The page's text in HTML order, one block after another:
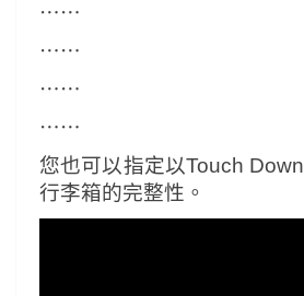
⋯⋯
⋯⋯
⋯⋯
⋯⋯
您也可以指定以Touch
行李箱的完整性。